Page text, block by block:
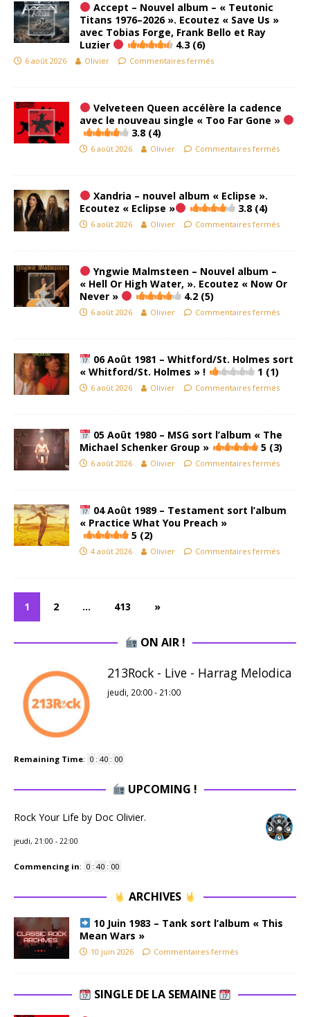
Accept – Nouvel album – « Teutonic
Titans 1976–2026 ». Ecoutez « Save Us »
avec Tobias Forge, Frank Bello et Ray
Luzier
4.3 (6)
6 août 2026 Olivier Commentaires fermés
Velveteen Queen accélère la cadence
avec le nouveau single « Too Far Gone »
3.8 (4)
6 août 2026 Olivier Commentaires fermés
Xandria – nouvel album « Eclipse ».
Ecoutez « Eclipse »
3.8 (4)
6 août 2026 Olivier Commentaires fermés
Yngwie Malmsteen – Nouvel album –
« Hell Or High Water, ». Ecoutez « Now Or
Never »
4.2 (5)
6 août 2026 Olivier Commentaires fermés
06 Août 1981 – Whitford/St. Holmes sort
« Whitford/St. Holmes » !
1 (1)
6 août 2026 Olivier Commentaires fermés
05 Août 1980 – MSG sort l’album « The
Michael Schenker Group »
5 (3)
6 août 2026 Olivier Commentaires fermés
04 Août 1989 – Testament sort l’album
« Practice What You Preach »
5 (2)
4 août 2026 Olivier Commentaires fermés
1 2 … 413 »
ON AIR !
213Rock - Live - Harrag Melodica
jeudi, 20:00- 21:00
Remaining Time: 0 : 39 : 59
UPCOMING !
Rock Your Life by Doc Olivier.
jeudi, 21:00 - 22:00
Commencing in: 0 : 39 : 59
ARCHIVES
10 Juin 1983 – Tank sort l’album « This
Mean Wars »
10 juin 2026 Commentaires fermés
SINGLE DE LA SEMAINE